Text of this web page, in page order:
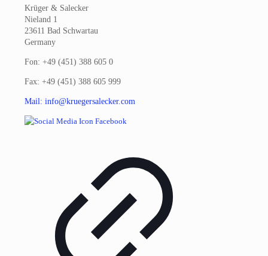
Krüger & Salecker
Nieland 1
23611 Bad Schwartau
Germany
Fon: +49 (451) 388 605 0
Fax: +49 (451) 388 605 999
Mail: info@kruegersalecker.com